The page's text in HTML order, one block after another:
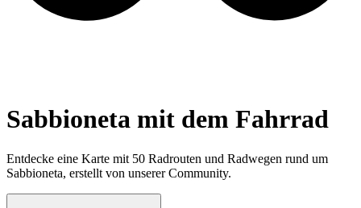
Sabbioneta mit dem Fahrrad
Entdecke eine Karte mit 50 Radrouten und Radwegen rund um
Sabbioneta, erstellt von unserer Community.